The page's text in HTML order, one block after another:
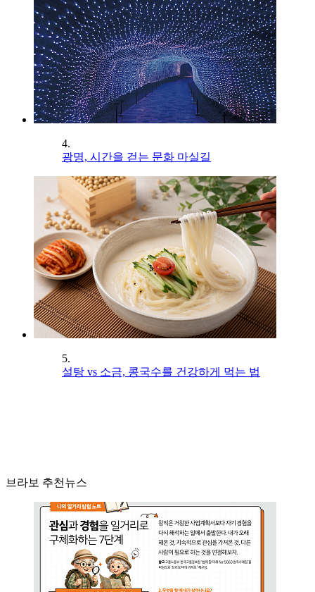
4.
광명, 시간을 걷는 문화 마실길
5.
설탕 vs 소금, 콩국수를 건강하게 먹는 법
브라보 추천뉴스